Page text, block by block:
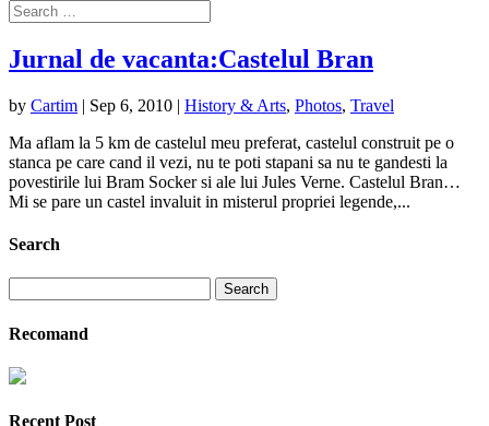
Jurnal de vacanta:Castelul Bran
by Cartim | Sep 6, 2010 | History & Arts, Photos, Travel
Ma aflam la 5 km de castelul meu preferat, castelul construit pe o
stanca pe care cand il vezi, nu te poti stapani sa nu te gandesti la
povestirile lui Bram Socker si ale lui Jules Verne. Castelul Bran…
Mi se pare un castel invaluit in misterul propriei legende,...
Search
for:
Recomand
Recent Post